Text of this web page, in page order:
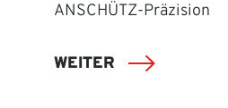
ANSCHÜTZ-Präzision
WEITER